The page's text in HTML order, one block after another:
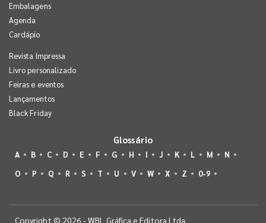
Embalagens
Agenda
Cardápio
Revista Impressa
Livro personalizado
Feiras e eventos
Lançamentos
Black Friday
Glossário
A B C D E F G H I J K L M
N
O
P Q R S T U V W X Z 0-9
Copyright © 2026 - WBL Gráfica e Editora Ltda.